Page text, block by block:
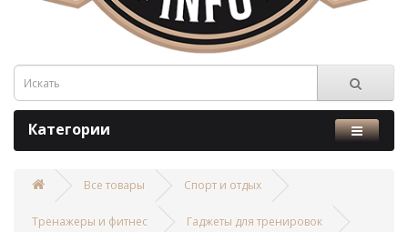
Категории
Все товары Спорт и отдых
Тренажеры и фитнес Гаджеты для тренировок